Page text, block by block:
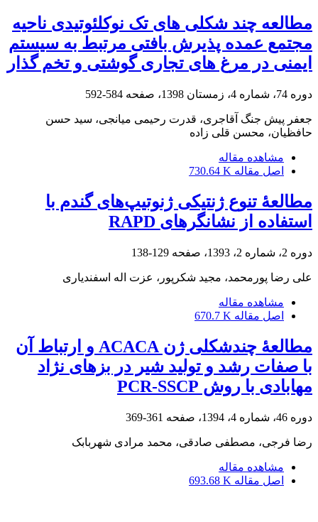
مطالعه چند شکلی های تک نوکلئوتیدی ناحیه
مجتمع عمده پذیرش بافتی مرتبط به سیستم
ایمنی در مرغ های تجاری گوشتی و تخم گذار
دوره 74، شماره 4، زمستان 1398، صفحه 584-592
جعفر پیش جنگ آقاجری، قدرت رحیمی میانجی، سید حسن
حافظیان، محسن قلی زاده
مشاهده مقاله
اصل مقاله 730.64 K
مطالعۀ تنوع ژنتیکی ژنوتیپ‌های گندم با
استفاده از نشانگرهای RAPD
دوره 2، شماره 2، 1393، صفحه 129-138
علی رضا پورمحمد، مجید شکرپور، عزت اله اسفندیاری
مشاهده مقاله
اصل مقاله 670.7 K
مطالعۀ چندشکلی ژن ACACA و ارتباط آن
با صفات رشد و تولید شیر در بزهای نژاد
مهابادی با روش PCR-SSCP
دوره 46، شماره 4، 1394، صفحه 361-369
رضا فرجی، مصطفی صادقی، محمد مرادی شهربابک
مشاهده مقاله
اصل مقاله 693.68 K